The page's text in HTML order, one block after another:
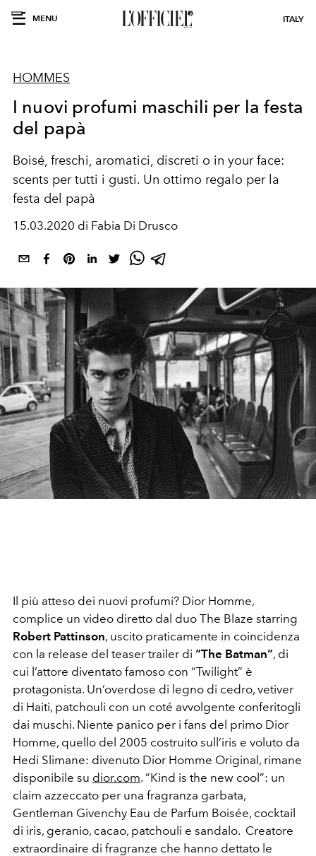
MENU ITALY
HOMMES
I nuovi profumi maschili per la festa
del papà
Boisé, freschi, aromatici, discreti o in your face:
scents per tutti i gusti. Un ottimo regalo per la
festa del papà
15.03.2020 di Fabia Di Drusco
Il più atteso dei nuovi profumi? Dior Homme,
complice un video diretto dal duo The Blaze starring
Robert Pattinson, uscito praticamente in coincidenza
con la release del teaser trailer di “The Batman”, di
cui l’attore diventato famoso con “Twilight” è
protagonista. Un’overdose di legno di cedro, vetiver
di Haiti, patchouli con un coté avvolgente conferitogli
dai muschi. Niente panico per i fans del primo Dior
Homme, quello del 2005 costruito sull’iris e voluto da
Hedi Slimane: divenuto Dior Homme Original, rimane
disponibile su dior.com. ”Kind is the new cool”: un
claim azzeccato per una fragranza garbata,
Gentleman Givenchy Eau de Parfum Boisée, cocktail
di iris, geranio, cacao, patchouli e sandalo. Creatore
extraordinaire di fragranze che hanno dettato le